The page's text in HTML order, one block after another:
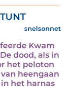
snelsonnet
Kwam
dood, als in
het peloton
heengaan
het harnas